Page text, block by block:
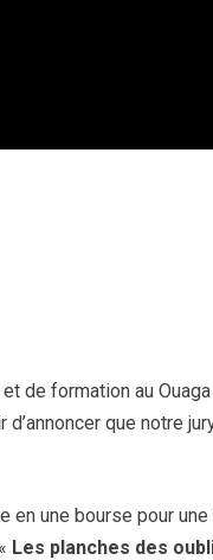
de formation au
d’annoncer que notre
en une bourse pour
Les planches des